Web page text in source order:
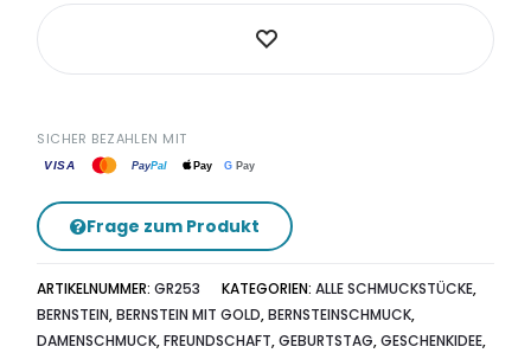
SICHER BEZAHLEN MIT
VISA PayPal Pay G Pay
Frage zum Produkt
ARTIKELNUMMER:GR253 KATEGORIEN:ALLE SCHMUCKSTÜCKE,
BERNSTEIN,BERNSTEIN MIT GOLD,BERNSTEINSCHMUCK,
DAMENSCHMUCK,FREUNDSCHAFT,GEBURTSTAG,GESCHENKIDEE,